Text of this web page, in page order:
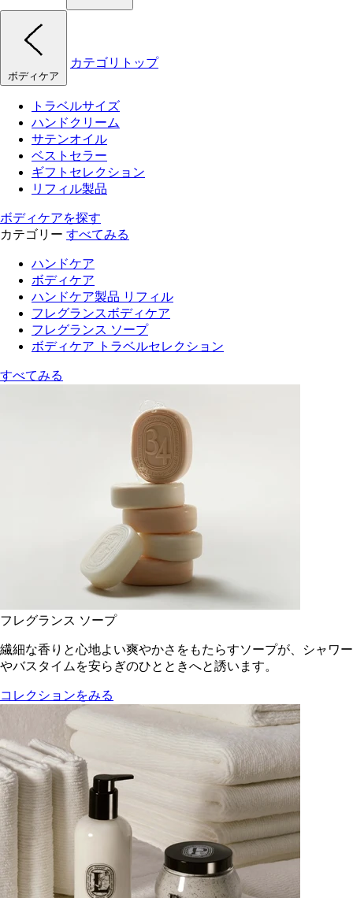
ボディケア
カテゴリトップ
トラベルサイズ
ハンドクリーム
サテンオイル
ベストセラー
ギフトセレクション
リフィル製品
ボディケアを探す
カテゴリー すべてみる
ハンドケア
ボディケア
ハンドケア製品 リフィル
フレグランスボディケア
フレグランス ソープ
ボディケア トラベルセレクション
すべてみる
フレグランス ソープ
繊細な香りと心地よい爽やかさをもたらすソープが、シャワー
やバスタイムを安らぎのひとときへと誘います。
コレクションをみる